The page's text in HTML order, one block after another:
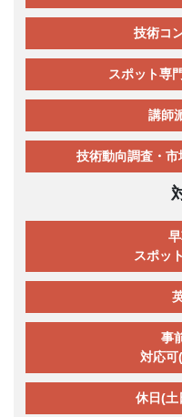
技術コ
スポット専
講師
技術動向調査・
スポッ
事
対応可
休日(土